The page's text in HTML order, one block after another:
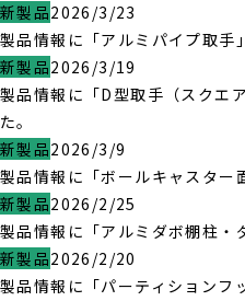
新製品2026/3/23
製品情報に「アルミパイプ取手
新製品2026/3/19
製品情報に「D型取手（スクエ
た。
新製品2026/3/9
製品情報に「ボールキャスター
新製品2026/2/25
製品情報に「アルミダボ棚柱・
新製品2026/2/20
製品情報に「パーティションフ